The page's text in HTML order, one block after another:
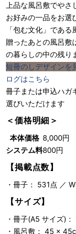
上品な風呂敷でやさ
お好みの一品をお選
「包む文化」である
贈ったあとの風呂敷
の暮らしの中の残り
短冊のしデザインを
ログはこちら
冊子または申込ハガ
選びいただけます
＜価格明細＞
本体価格 8,000円
システム料800円
【掲載点数】
・冊子： 531点 ／
【サイズ】
・冊子(A5 サイズ)
・風呂敷： 45 ×